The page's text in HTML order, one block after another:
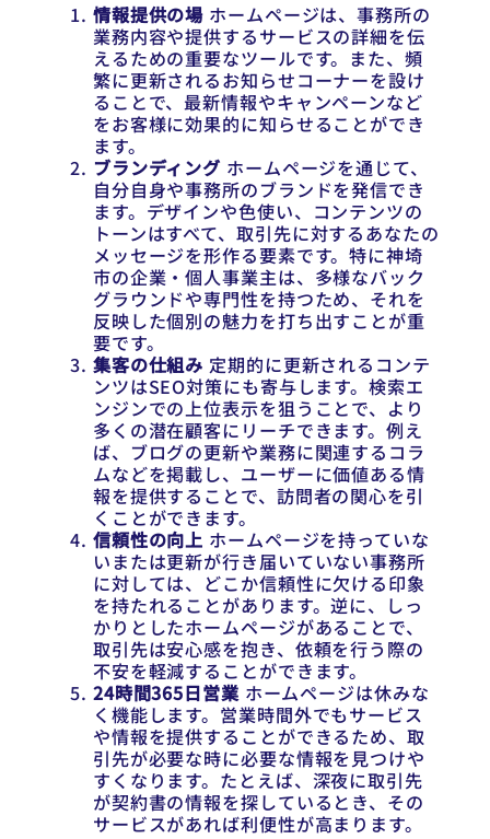
情報提供の場 ホームページは、事務所の
業務内容や提供するサービスの詳細を伝
えるための重要なツールです。また、頻
繁に更新されるお知らせコーナーを設け
ることで、最新情報やキャンペーンなど
をお客様に効果的に知らせることができ
ます。
ブランディング ホームページを通じて、
自分自身や事務所のブランドを発信でき
ます。デザインや色使い、コンテンツの
トーンはすべて、取引先に対するあなたの
メッセージを形作る要素です。特に神埼
市の企業・個人事業主は、多様なバック
グラウンドや専門性を持つため、それを
反映した個別の魅力を打ち出すことが重
要です。
集客の仕組み 定期的に更新されるコンテ
ンツはSEO対策にも寄与します。検索エ
ンジンでの上位表示を狙うことで、より
多くの潜在顧客にリーチできます。例え
ば、ブログの更新や業務に関連するコラ
ムなどを掲載し、ユーザーに価値ある情
報を提供することで、訪問者の関心を引
くことができます。
信頼性の向上 ホームページを持っていな
いまたは更新が行き届いていない事務所
に対しては、どこか信頼性に欠ける印象
を持たれることがあります。逆に、しっ
かりとしたホームページがあることで、
取引先は安心感を抱き、依頼を行う際の
不安を軽減することができます。
24時間365日営業ホームページは休みな
く機能します。営業時間外でもサービス
や情報を提供することができるため、取
引先が必要な時に必要な情報を見つけや
すくなります。たとえば、深夜に取引先
が契約書の情報を探しているとき、その
サービスがあれば利便性が高まります。